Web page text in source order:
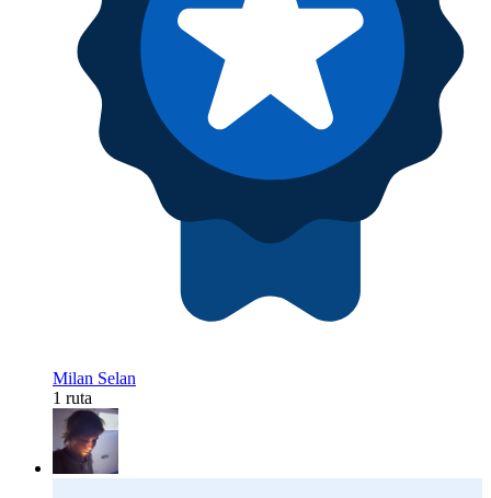
Milan Selan
1 ruta